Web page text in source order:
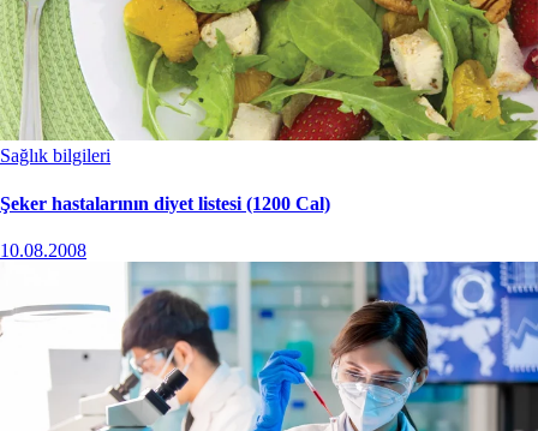
Sağlık bilgileri
Şeker hastalarının diyet listesi (1200 Cal)
10.08.2008